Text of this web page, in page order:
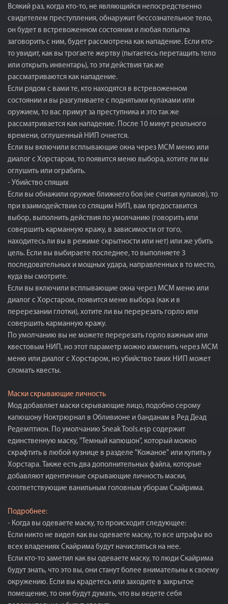
Всякий раз, когда кто-то, не являющийся непосредственно
свидетелем преступления, обнаружит бессознательное тело,
он будет в встревоженном состоянии и любая попытка
заговорить с ним, будет рассмотрена как нападение. Если кто-
то увидит, как вы трогаете жертву (пытаетесь перетащить тело
или открыть инвентарь), то эти действия так же
рассматриваются как нападение.
Если рядом с вами те, кто находятся в встревоженном
состоянии и вы разгуливаете с поднятыми кулаками или
оружием, то вас примут за преступника и это так же
рассматривается как нападение. После 10 минут реального
времени, оглушенный НИП очнется.
Если вы включили всплывающие окна через МСМ меню или
диалог с Хорстаром, то появится меню выбора, хотите ли вы
оглушить или ограбить.
- Убийство спящих
Если вы обнажили оружие ближнего боя (не считая кулаков), то
при взаимодействии со спящим НИП, вам предоставится
выбор, выполнить действия по умолчанию (говорить или
совершить карманную кражу, в зависимости от того,
находитесь ли вы в режиме скрытности или нет) или же убить
цель. Если вы выбираете последнее, то выполняете 3
последовательных и мощных удара, направленных в то место,
куда вы смотрите.
Если вы включили всплывающие окна через МСМ меню или
диалог с Хорстаром, появится меню выбора (как и в
перерезании глотки), хотите ли вы перерезать горло или
совершить карманную кражу.
По умолчанию вы не можете перерезать горло важным или
квестовым НИП, но этот параметр можно изменить через МСМ
меню или диалог с Хорстаром, но убийство таких НИП может
сломать квесты.
Маски скрывающие личность
Мод добавляет маски скрывающие лицо, подобно серому
капюшону Ноктрюрнал в Обливионе и банданам в Ред Деад
Редемптион. По умолчанию Sneak Tools.esp содержит
единственную маску, "Темный капюшон", который можно
скрафтить в любой кузнице в разделе "Кожаное" или купить у
Хорстара. Также есть два дополнительных файла, которые
добавляют идентичные скрывающие личность маски,
соответствующие ванильным головным уборам Скайрима.
Подробнее:
- Когда вы одеваете маску, то происходит следующее:
Если никто не видел как вы одеваете маску, то все штрафы во
всех владениях Скайрима будут начисляться на нее.
Если кто-то заметил как вы одеваете маску, то люди Скайрима
будут знать, что это вы, они станут более внимательны к своему
окружению. Если вы крадетесь или заходите в закрытое
помещение, то они будут думать, что вы ведете себя